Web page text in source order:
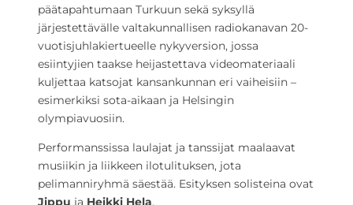
päätapahtumaan Turkuun sekä syksyllä
järjestettävälle valtakunnallisen radiokanavan 20-
vuotisjuhlakiertueelle nykyversion, jossa
esiintyjien taakse heijastettava videomateriaali
kuljettaa katsojat kansankunnan eri vaiheisiin –
esimerkiksi sota-aikaan ja Helsingin
olympiavuosiin.
Performanssissa laulajat ja tanssijat maalaavat
musiikin ja liikkeen ilotulituksen, jota
pelimanniryhmä säestää. Esityksen solisteina ovat
Jippu ja Heikki Hela.